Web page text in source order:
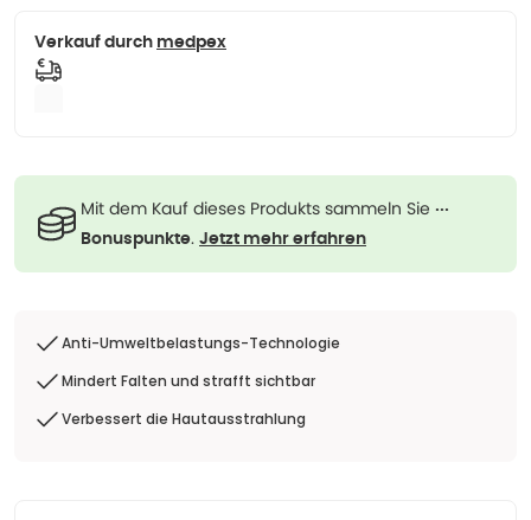
Verkauf durch medpex
Mit dem Kauf dieses Produkts sammeln Sie ···
Bonuspunkte. Jetzt mehr erfahren
Anti-Umweltbelastungs-Technologie
Mindert Falten und strafft sichtbar
Verbessert die Hautausstrahlung